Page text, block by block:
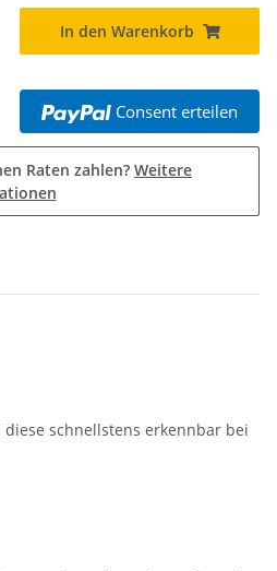
In den Warenkorb
Consent erteilen
Raten zahlen? Weitere
schnellstens erkennbar bei